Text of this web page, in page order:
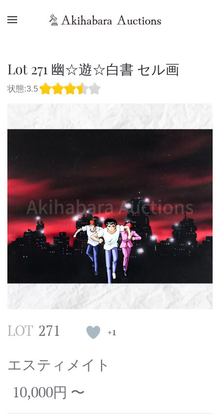
Lot 271 幽☆遊☆白書 セル画
状態:3.5
LOT 271 +1
エスティメイト
10,000円 〜